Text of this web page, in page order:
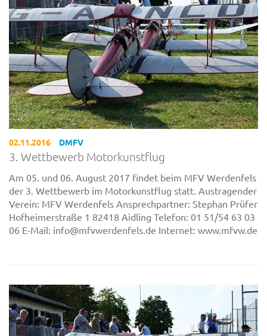
02.11.2016 DMFV
3. Wettbewerb Motorkunstflug
Am 05. und 06. August 2017 findet beim MFV Werdenfels
der 3. Wettbewerb im Motorkunstflug statt. Austragender
Verein: MFV Werdenfels Ansprechpartner: Stephan Prüfer
Hofheimerstraße 1 82418 Aidling Telefon: 01 51/54 63 03
06 E-Mail: info@mfvwerdenfels.de Internet: www.mfvw.de